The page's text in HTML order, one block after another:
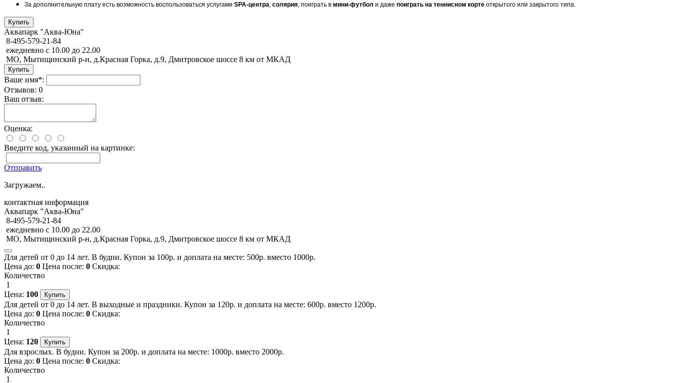
За дополнительную плату есть возможность воспользоваться услугами SPA-центра, солярия, поиграть в мини-футбол и даже поиграть на теннисном корте открытого или закрытого типа.
Аквапарк "Аква-Юна"
8-495-579-21-84
ежедневно с 10.00 до 22.00
МО, Мытищинский р-н, д.Красная Горка, д.9, Дмитровское шоссе 8 км от МКАД
Ваше имя*:
Отзывов: 0
Ваш отзыв:
Оценка:
Введите код, указанный на картинке:
Отправить
Загружаем..
контактная информация
Аквапарк "Аква-Юна"
8-495-579-21-84
ежедневно с 10.00 до 22.00
МО, Мытищинский р-н, д.Красная Горка, д.9, Дмитровское шоссе 8 км от МКАД
Для детей от 0 до 14 лет. В будни. Купон за 100р. и доплата на месте: 500р. вместо 1000р.
Цена до: 0 Цена после: 0 Скидка:
Количество
1
Цена: 100
Для детей от 0 до 14 лет. В выходные и праздники. Купон за 120р. и доплата на месте: 600р. вместо 1200р.
Цена до: 0 Цена после: 0 Скидка:
Количество
1
Цена: 120
Для взрослых. В будни. Купон за 200р. и доплата на месте: 1000р. вместо 2000р.
Цена до: 0 Цена после: 0 Скидка:
Количество
1